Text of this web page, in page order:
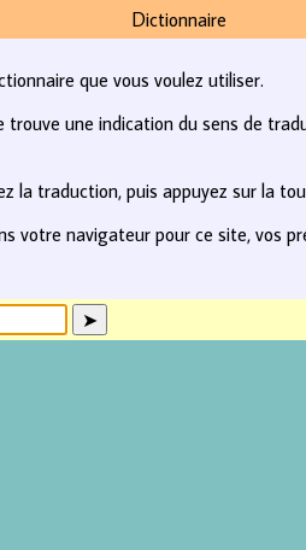
Dictionnaire
que vous voulez utiliser.
une indication du sens de
la traduction, puis appuyez sur la
votre navigateur pour ce site, vos